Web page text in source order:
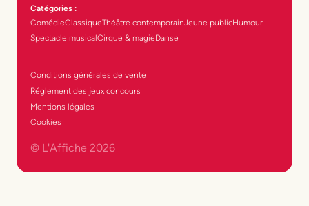
Catégories :
ComédieClassiqueThéâtre contemporainJeune publicHumour
Spectacle musicalCirque & magieDanse
Conditions générales de vente
Réglement des jeux concours
Mentions légales
Cookies
© L'Affiche 2026